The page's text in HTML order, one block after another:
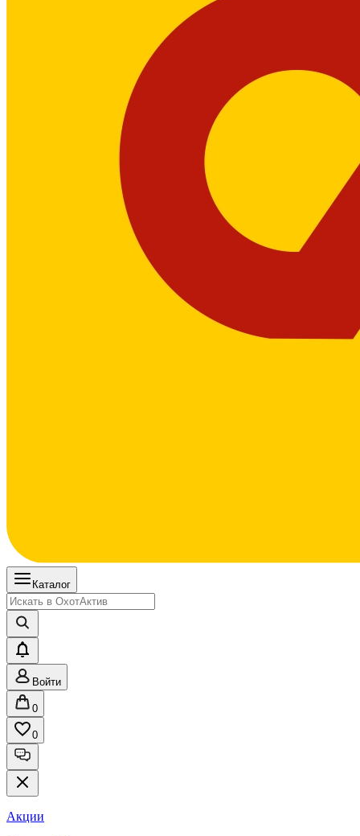
Каталог
Войти
0
0
Акции